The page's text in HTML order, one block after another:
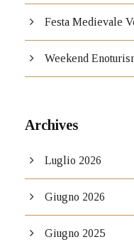
Festa Medievale
Weekend
Archives
Luglio 2026
Giugno 2026
Giugno 2025